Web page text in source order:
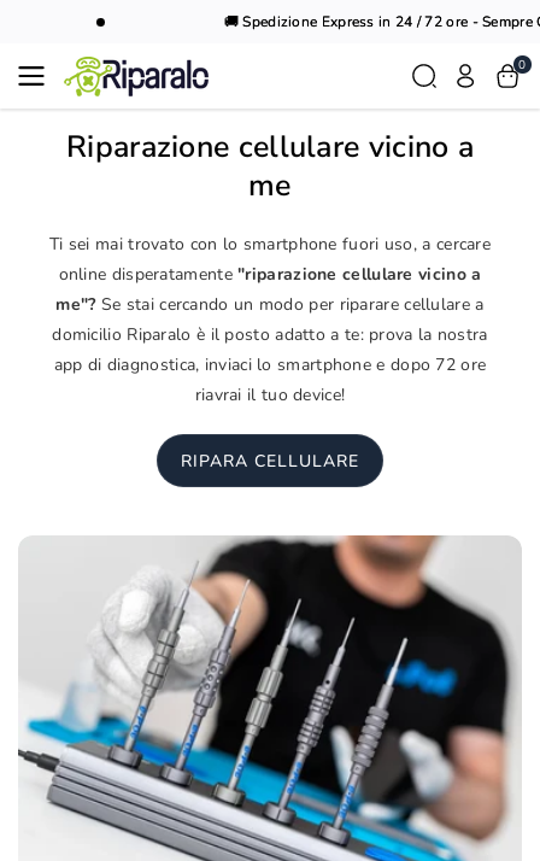
🚚 Spedizione Express in 24 / 72 ore - Sempre
0
Riparazione cellulare vicino a
me
Ti sei mai trovato con lo smartphone fuori uso, a cercare
online disperatamente"riparazione cellulare vicino a
me"?Se stai cercando un modo per riparare cellulare a
domicilio Riparalo è il posto adatto a te: prova la nostra
app di diagnostica, inviaci lo smartphone e dopo 72 ore
riavrai il tuo device!
RIPARA CELLULARE